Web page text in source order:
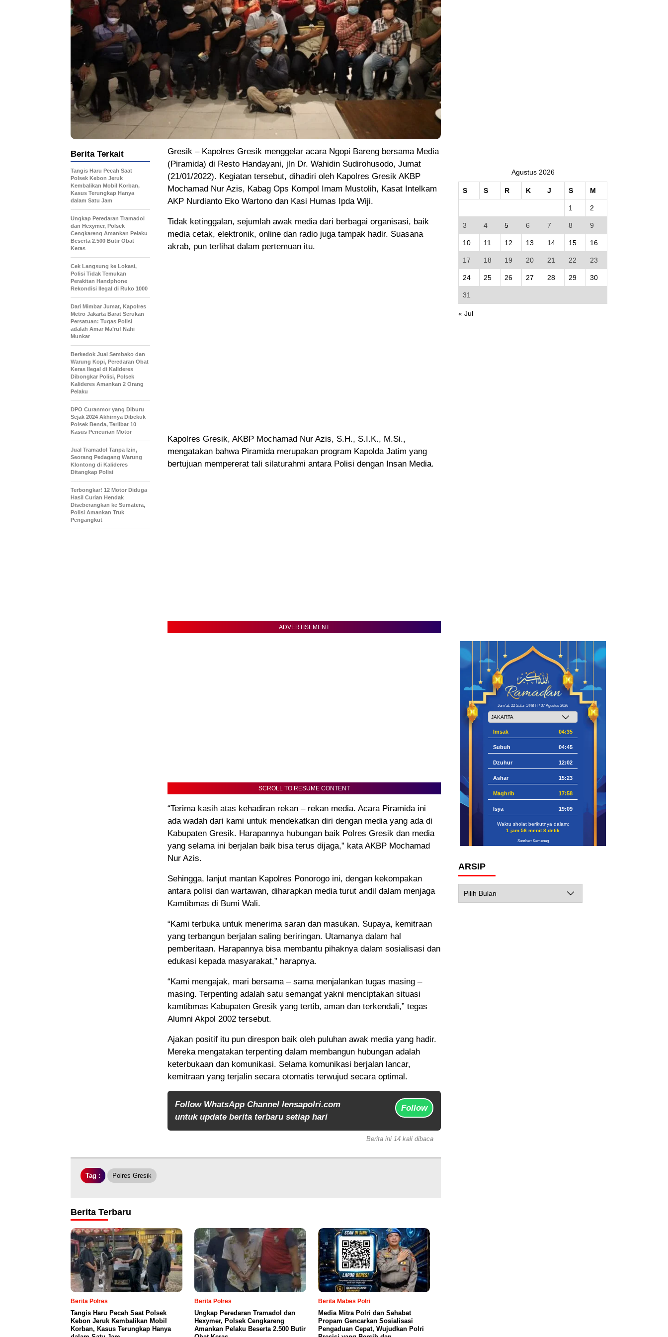
Gresik – Kapolres Gresik menggelar acara Ngopi Bareng bersama Media
(Piramida) di Resto Handayani, jln Dr. Wahidin Sudirohusodo, Jumat
(21/01/2022). Kegiatan tersebut, dihadiri oleh Kapolres Gresik AKBP
Mochamad Nur Azis, Kabag Ops Kompol Imam Mustolih, Kasat Intelkam
AKP Nurdianto Eko Wartono dan Kasi Humas Ipda Wiji.
Tidak ketinggalan, sejumlah awak media dari berbagai organisasi, baik
media cetak, elektronik, online dan radio juga tampak hadir. Suasana
akrab, pun terlihat dalam pertemuan itu.
Kapolres Gresik, AKBP Mochamad Nur Azis, S.H., S.I.K., M.Si.,
mengatakan bahwa Piramida merupakan program Kapolda Jatim yang
bertujuan mempererat tali silaturahmi antara Polisi dengan Insan Media.
ADVERTISEMENT
SCROLL TO RESUME CONTENT
“Terima kasih atas kehadiran rekan – rekan media. Acara Piramida ini
ada wadah dari kami untuk mendekatkan diri dengan media yang ada di
Kabupaten Gresik. Harapannya hubungan baik Polres Gresik dan media
yang selama ini berjalan baik bisa terus dijaga,” kata AKBP Mochamad
Nur Azis.
Sehingga, lanjut mantan Kapolres Ponorogo ini, dengan kekompakan
antara polisi dan wartawan, diharapkan media turut andil dalam menjaga
Kamtibmas di Bumi Wali.
“Kami terbuka untuk menerima saran dan masukan. Supaya, kemitraan
yang terbangun berjalan saling beriringan. Utamanya dalam hal
pemberitaan. Harapannya bisa membantu pihaknya dalam sosialisasi dan
edukasi kepada masyarakat,” harapnya.
“Kami mengajak, mari bersama – sama menjalankan tugas masing –
masing. Terpenting adalah satu semangat yakni menciptakan situasi
kamtibmas Kabupaten Gresik yang tertib, aman dan terkendali,” tegas
Alumni Akpol 2002 tersebut.
Ajakan positif itu pun direspon baik oleh puluhan awak media yang hadir.
Mereka mengatakan terpenting dalam membangun hubungan adalah
keterbukaan dan komunikasi. Selama komunikasi berjalan lancar,
kemitraan yang terjalin secara otomatis terwujud secara optimal.
Follow WhatsApp Channel lensapolri.com
untuk update berita terbaru setiap hari
Follow
Berita Terkait
Tangis Haru Pecah Saat
Polsek Kebon Jeruk
Kembalikan Mobil Korban,
Kasus Terungkap Hanya
dalam Satu Jam
Ungkap Peredaran Tramadol
dan Hexymer, Polsek
Cengkareng Amankan Pelaku
Beserta 2.500 Butir Obat
Keras
Cek Langsung ke Lokasi,
Polisi Tidak Temukan
Perakitan Handphone
Rekondisi Ilegal di Ruko 1000
Dari Mimbar Jumat, Kapolres
Metro Jakarta Barat Serukan
Persatuan: Tugas Polisi
adalah Amar Ma’ruf Nahi
Munkar
Berkedok Jual Sembako dan
Warung Kopi, Peredaran Obat
Keras Ilegal di Kalideres
Dibongkar Polisi, Polsek
Kalideres Amankan 2 Orang
Pelaku
DPO Curanmor yang Diburu
Sejak 2024 Akhirnya Dibekuk
Polsek Benda, Terlibat 10
Kasus Pencurian Motor
Jual Tramadol Tanpa Izin,
Seorang Pedagang Warung
Klontong di Kalideres
Ditangkap Polisi
Terbongkar! 12 Motor Diduga
Hasil Curian Hendak
Diseberangkan ke Sumatera,
Polisi Amankan Truk
Pengangkut
Berita ini 14 kali dibaca
Tag : Polres Gresik
Berita Terbaru
Berita Polres
Tangis Haru Pecah Saat Polsek
Kebon Jeruk Kembalikan Mobil
Korban, Kasus Terungkap Hanya
Berita Polres
Ungkap Peredaran Tramadol dan
Hexymer, Polsek Cengkareng
Amankan Pelaku Beserta 2.500 Butir
Berita Mabes Polri
Media Mitra Polri dan Sahabat
Propam Gencarkan Sosialisasi
Pengaduan Cepat, Wujudkan Polri
Agustus 2026
S S R K J S M
1 2
3 4 5 6 7 8 9
10 11 12 13 14 15 16
17 18 19 20 21 22 23
24 25 26 27 28 29 30
31
« Jul
Jum'at, 22 Safar 1448 H / 07 Agustus 2026
Imsak 04:35
Subuh 04:45
Dzuhur 12:02
Ashar 15:23
Maghrib 17:58
Isya 19:09
Waktu sholat berikutnya dalam:
1 jam 56 menit 7 detik
Sumber: Kemenag
ARSIP